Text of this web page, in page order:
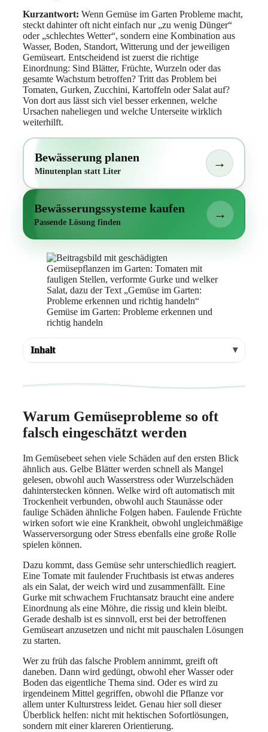
Kurzantwort: Wenn Gemüse im Garten Probleme macht,
steckt dahinter oft nicht einfach nur „zu wenig Dünger“
oder „schlechtes Wetter“, sondern eine Kombination aus
Wasser, Boden, Standort, Witterung und der jeweiligen
Gemüseart. Entscheidend ist zuerst die richtige
Einordnung: Sind Blätter, Früchte, Wurzeln oder das
gesamte Wachstum betroffen? Tritt das Problem bei
Tomaten, Gurken, Zucchini, Kartoffeln oder Salat auf?
Von dort aus lässt sich viel besser erkennen, welche
Ursachen naheliegen und welche Unterseite wirklich
weiterhilft.
Bewässerung planen
Minutenplan statt Liter
→
Bewässerungssysteme kaufen
Passende Lösung finden
→
Gemüse im Garten: Probleme erkennen und
richtig handeln
Inhalt
Warum Gemüseprobleme so oft
falsch eingeschätzt werden
Im Gemüsebeet sehen viele Schäden auf den ersten Blick
ähnlich aus. Gelbe Blätter werden schnell als Mangel
gelesen, obwohl auch Wasserstress oder Wurzelschäden
dahinterstecken können. Welke wird oft automatisch mit
Trockenheit verbunden, obwohl auch Staunässe oder
faulige Schäden ähnliche Folgen haben. Faulende Früchte
wirken sofort wie eine Krankheit, obwohl ungleichmäßige
Wasserversorgung oder Stress ebenfalls eine große Rolle
spielen können.
Dazu kommt, dass Gemüse sehr unterschiedlich reagiert.
Eine Tomate mit faulender Fruchtbasis ist etwas anderes
als ein Salat, der weich wird und zusammenfällt. Eine
Gurke mit schwachem Fruchtansatz braucht eine andere
Einordnung als eine Möhre, die rissig und klein bleibt.
Gerade deshalb ist es sinnvoll, erst bei der betroffenen
Gemüseart anzusetzen und nicht mit pauschalen Lösungen
zu starten.
Wer zu früh das falsche Problem annimmt, greift oft
daneben. Dann wird gedüngt, obwohl eher Wasser oder
Boden das eigentliche Thema sind. Oder es wird zu
irgendeinem Mittel gegriffen, obwohl die Pflanze vor
allem unter Kulturstress leidet. Genau hier soll dieser
Überblick helfen: nicht mit hektischen Sofortlösungen,
sondern mit einer klareren Orientierung.